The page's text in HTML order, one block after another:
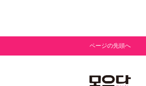
ページの先頭へ